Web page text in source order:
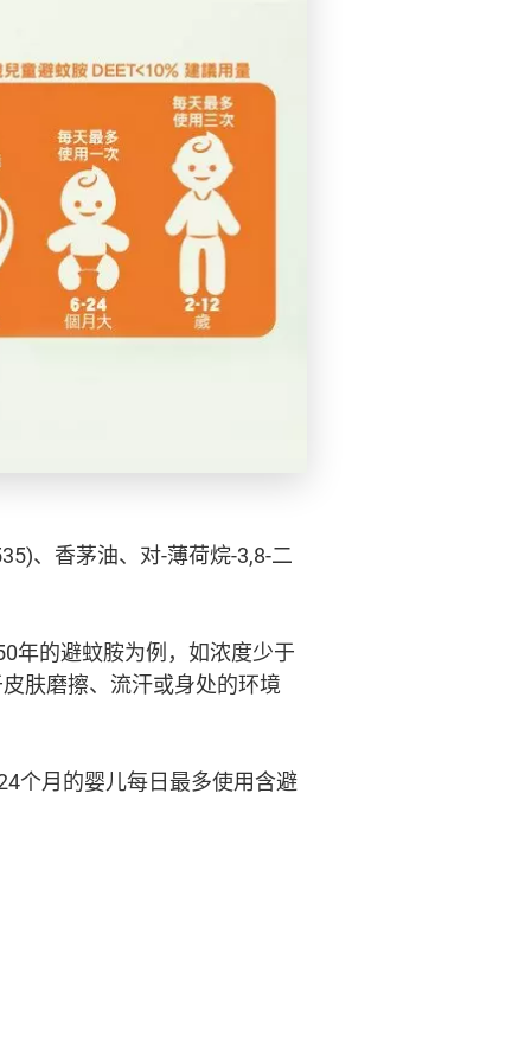
、香茅油、对-薄荷烷-3,8-二
年的避蚊胺为例，如浓度少于
肤磨擦、流汗或身处的环境
个月的婴儿每日最多使用含避